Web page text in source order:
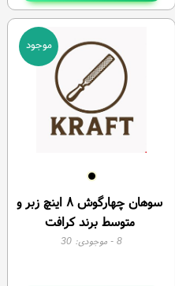
سوهان چهارگوش ۸ اینچ زبر و
متوسط برند کرافت
8- موجودی: 30
موجود